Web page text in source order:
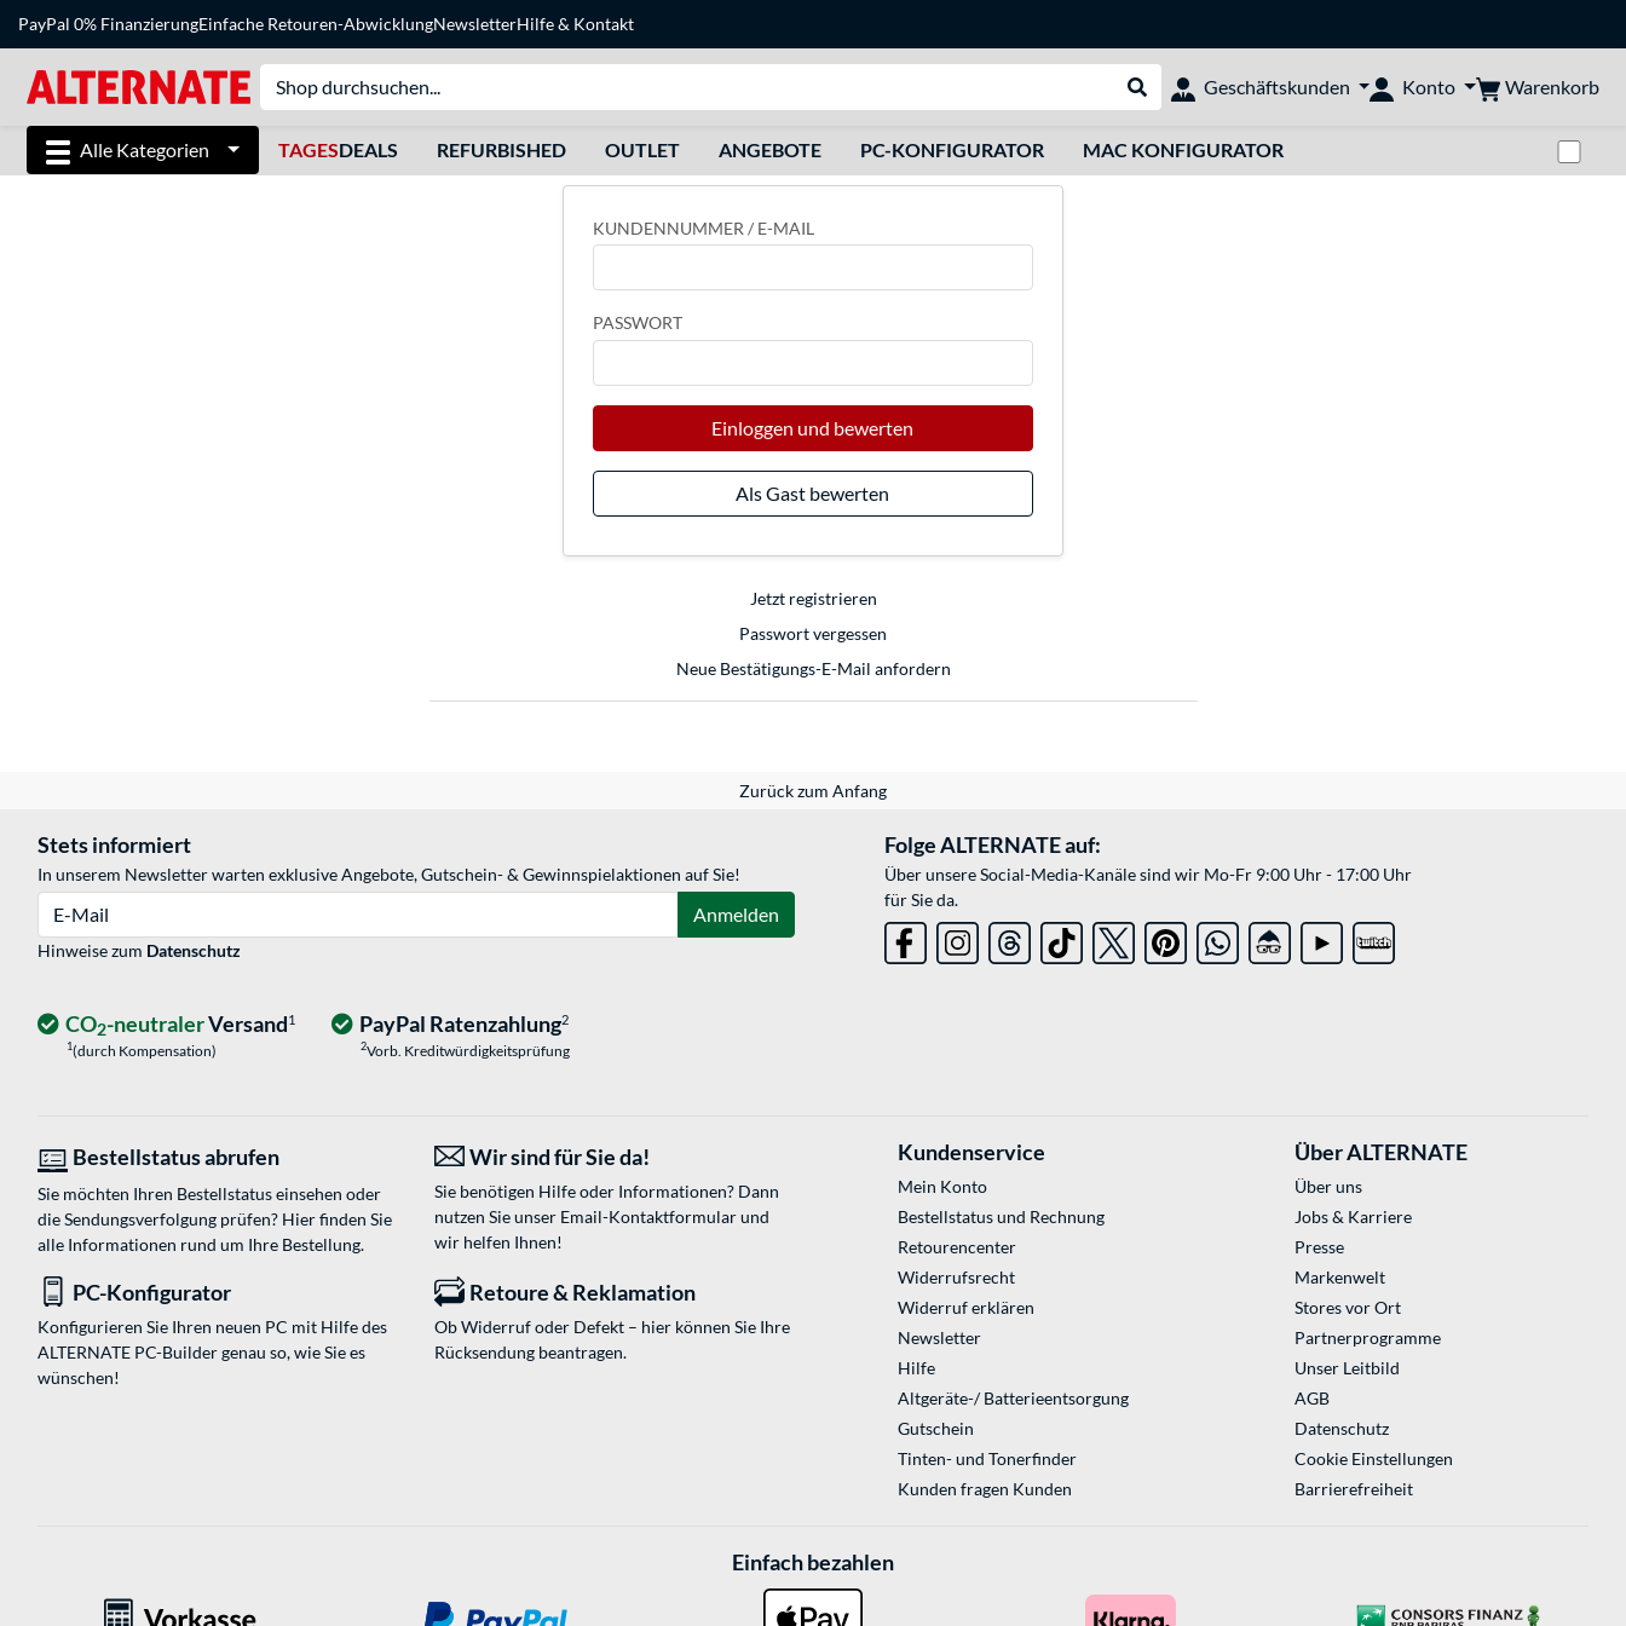
PayPal 0% FinanzierungEinfache Retouren-AbwicklungNewsletterHilfe& Kontakt
Suche durchführen
Geschäftskunden Konto Warenkorb
Alle Kategorien TAGESDEALS REFURBISHED OUTLET ANGEBOTE PC-KONFIGURATOR MAC KONFIGURATOR
KUNDENNUMMER / E-MAIL
PASSWORT
Einloggen und bewerten
Als Gast bewerten
Jetzt registrieren
Passwort vergessen
Neue Bestätigungs-E-Mail anfordern
Zurück zum Anfang
Stets informiert
In unserem Newsletter warten exklusive Angebote, Gutschein- & Gewinnspielaktionen auf Sie!
Anmelden
Hinweise zum Datenschutz
Folge ALTERNATE auf:
Über unsere Social-Media-Kanäle sind wir Mo-Fr 9:00 Uhr - 17:00 Uhr
für Sie da.
CO2-neutralerVersand1
1(durch Kompensation)
PayPal Ratenzahlung2
2Vorb. Kreditwürdigkeitsprüfung
Bestellstatus abrufen
Sie möchten Ihren Bestellstatus einsehen oder
die Sendungsverfolgung prüfen? Hier finden Sie
alle Informationen rund um Ihre Bestellung.
Wir sind für Sie da!
Sie benötigen Hilfe oder Informationen? Dann
nutzen Sie unser Email-Kontaktformularund
wir helfen Ihnen!
PC-Konfigurator
Konfigurieren Sie Ihren neuen PC mit Hilfe des
ALTERNATE PC-Builder genau so, wie Sie es
wünschen!
Retoure & Reklamation
Ob Widerruf oder Defekt – hier können Sie Ihre
Rücksendung beantragen.
Kundenservice
Mein Konto
Bestellstatus und Rechnung
Retourencenter
Widerrufsrecht
Widerruf erklären
Newsletter
Hilfe
Altgeräte-/ Batterieentsorgung
Gutschein
Tinten- und Tonerfinder
Kunden fragen Kunden
Über ALTERNATE
Über uns
Jobs & Karriere
Presse
Markenwelt
Stores vor Ort
Partnerprogramme
Unser Leitbild
AGB
Datenschutz
Cookie Einstellungen
Barrierefreiheit
Einfach bezahlen